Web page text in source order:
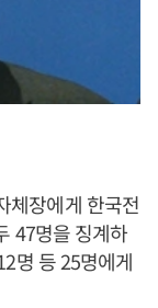
체장에게 한국전
47명을 징계하
명 등 25명에게